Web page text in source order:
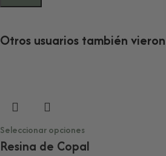
Otros usuarios también
Seleccionar opciones
Resina de Copal